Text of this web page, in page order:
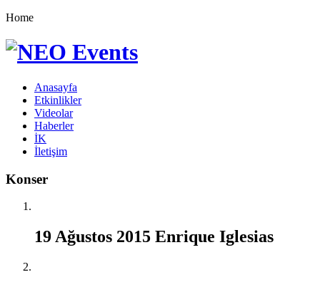
Home
Anasayfa
Etkinlikler
Videolar
Haberler
İK
İletişim
Konser
19 Ağustos 2015 Enrique Iglesias